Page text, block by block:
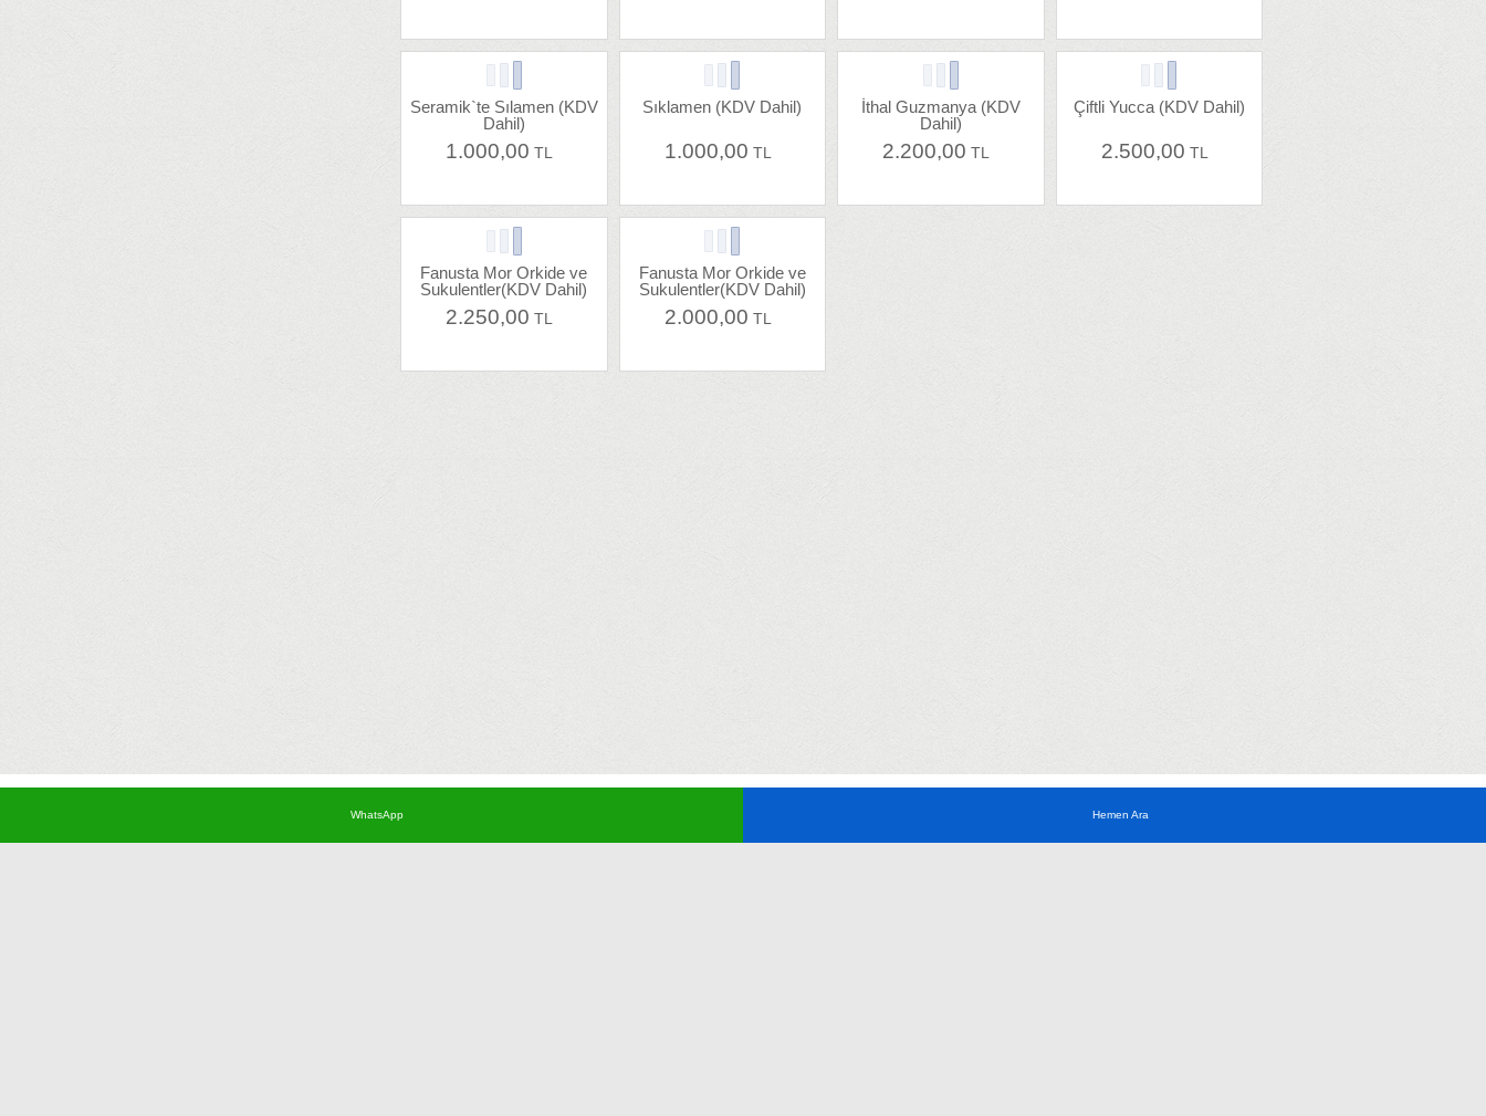
Seramik`te Sılamen (KDV
Dahil)
1.000,00 TL
Sıklamen (KDV Dahil)
1.000,00 TL
İthal Guzmanya (KDV
Dahil)
2.200,00 TL
Çiftli Yucca (KDV Dahil)
2.500,00 TL
Fanusta Mor Orkide ve
Sukulentler(KDV Dahil)
2.250,00 TL
Fanusta Mor Orkide ve
Sukulentler(KDV Dahil)
2.000,00 TL
Müşteri Hizmetleri
WhatsApp Hemen Ara